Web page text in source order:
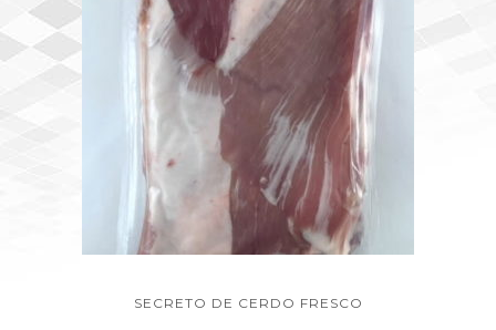
SECRETO DE CERDO FRESCO